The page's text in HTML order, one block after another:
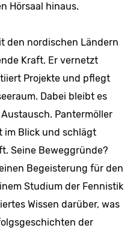
Hörsaal hinaus.
den nordischen Ländern
Kraft. Er vernetzt
Projekte und pflegt
Dabei bleibt es
Pantermöller
im Blick und schlägt
Seine Beweggründe?
Begeisterung für den
Studium der Fennistik
Wissen darüber, was
der